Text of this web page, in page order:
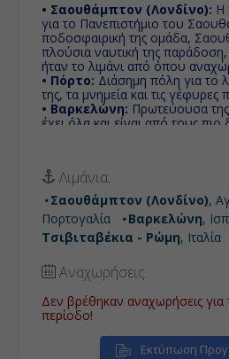
• Σαουθάμπτον (Λονδίνο): H
για το Πανεπιστήμιο του
ποδοσφαιρική της ομάδα,
πλούσια ναυτική της
ήταν το λιμάνι από όπου
• Πόρτο: Διάσημη πόλη για το
της, τα μνημεία και τις
• Βαρκελώνη: Πρωτεύουσα
έχει όλα και είναι από τους πιο
και αξιοσημείωτη προσφορά
πολιτισμό και τις τέχνες. Γι'
για τα πολυάριθμα και
της, της έχει αποδοθεί η
πόλη»
Λιμάνια:
Σαουθάμπτον (Λονδίνο),
Πορτογαλία
Βαρκελώνη,
Τσιβιταβέκια - Ρώμη, Ιταλία
Αναχωρήσεις:
Δεν βρέθηκαν αναχωρήσεις για
περίοδο!
Εκτύπωση